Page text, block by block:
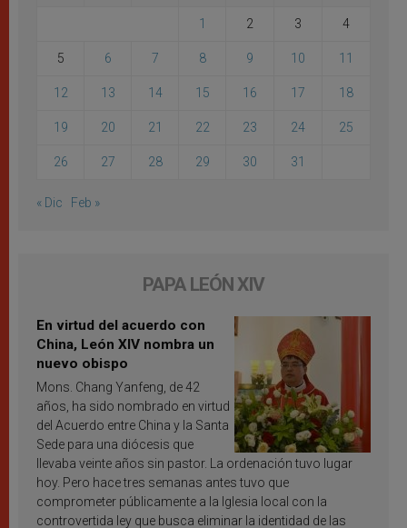
1 2 3 4
5 6 7 8 9 10 11
12 13 14 15 16 17 18
19 20 21 22 23 24 25
26 27 28 29 30 31
« Dic Feb »
PAPA LEÓN XIV
En virtud del acuerdo con
China, León XIV nombra un
nuevo obispo
Mons. Chang Yanfeng, de 42
años, ha sido nombrado en virtud
del Acuerdo entre China y la Santa
Sede para una diócesis que
llevaba veinte años sin pastor. La ordenación tuvo lugar
hoy. Pero hace tres semanas antes tuvo que
comprometer públicamente a la Iglesia local con la
controvertida ley que busca eliminar la identidad de las